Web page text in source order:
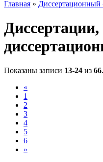
Главная » Диссертационный
Показаны записи 13-24 из 66.
«
1
2
3
4
5
6
»